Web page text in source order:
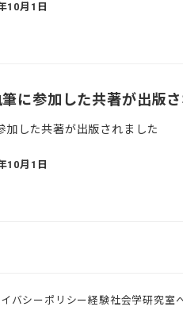
10月1日
に参加した共著が出版
した共著が出版されました
10月1日
バシーポリシー経験社会学研究室